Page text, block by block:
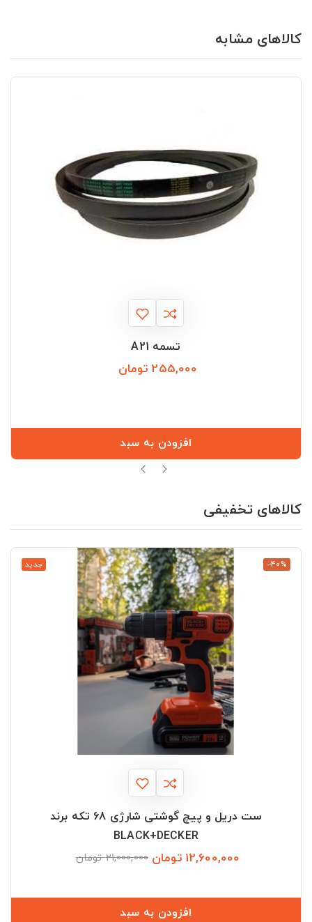
کالاهای مشابه
تسمه A21
255,000 تومان
افزودن به سبد
کالاهای تخفیفی
جدید ‎−40%
ست دریل و پیچ گوشتی شارژی 68 تکه برند
BLACK+DECKER
12,600,000 تومان 21,000,000 تومان
افزودن به سبد